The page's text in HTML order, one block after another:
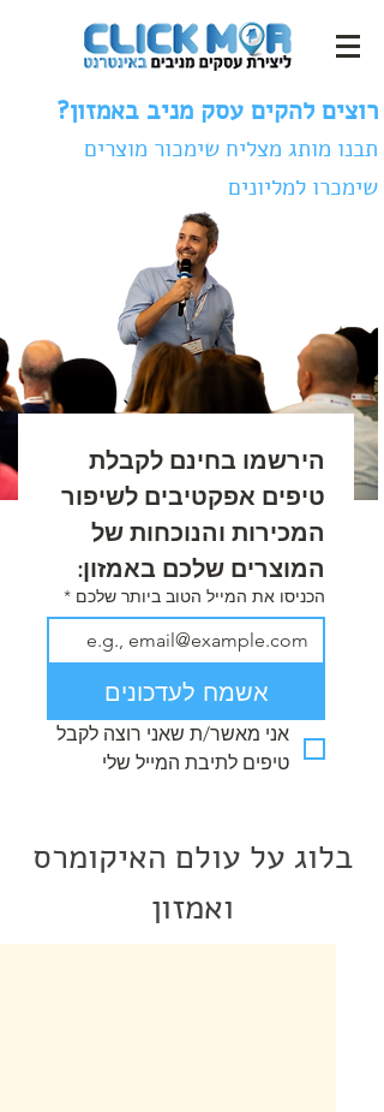
רוצים להקים עסק מניב באמזון?
תבנו מותג מצליח שימכור מוצרים
שימכרו למליונים
המוצרים שלכם באמזון:
הכניסו את המייל הטוב ביותר שלכם *
אשמח לעדכונים
טיפים לתיבת המייל שלי
בלוג על עולם האיקומרס
ואמזון